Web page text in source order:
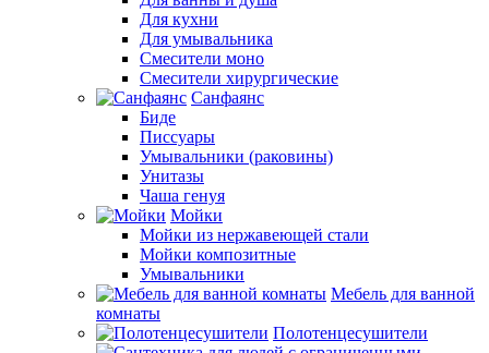
Для кухни
Для умывальника
Смесители моно
Смесители хирургические
Санфаянс
Биде
Писсуары
Умывальники (раковины)
Унитазы
Чаша генуя
Мойки
Мойки из нержавеющей стали
Мойки композитные
Умывальники
Мебель для ванной
комнаты
Полотенцесушители